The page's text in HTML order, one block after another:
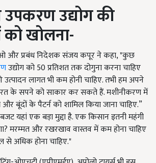
उपकरण उद्योग की
खोलना-
और प्रबंध निदेशक संजय कपूर ने कहा, "कुछ
उद्योग को 50 प्रतिशत तक दोगुना करना चाहिए
लागत भी कम होनी चाहिए. तभी हम अपने
के सपने को साकार कर सकते हैं. मशीनीकरण में
बूंदों के पैटर्न को शामिल किया जाना चाहिए.”
यहां एक बड़ा मुद्दा है. एक किसान इतनी महंगी
मरम्मत और रखरखाव वास्तव में कम होना चाहिए
अधिक होना चाहिए."